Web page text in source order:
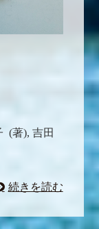
(著),‎ 吉田
続きを読む